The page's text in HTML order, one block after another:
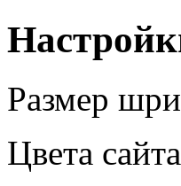
Размер
Цвета сайта